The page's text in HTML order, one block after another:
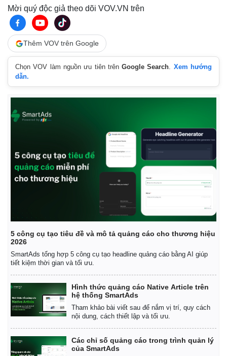
Kinh tế
Bất động sản
Khởi nghiệp
Thị trường
Tiêu dùng
Tỷ giá
Chứng khoán
Giá cà phê
Mời quý độc giả theo dõi VOV.VN trên
Thêm VOV trên Google
Chọn VOV làm nguồn ưu tiên trênGoogle Search. Xem hướng
dẫn.
5 công cụ tạo tiêu đề và mô tả quảng cáo cho thương hiệu
2026
SmartAds tổng hợp 5 công cụ tạo headline quảng cáo bằng AI giúp
tiết kiệm thời gian và tối ưu.
Hình thức quảng cáo Native Article trên
hệ thống SmartAds
Tham khảo bài viết sau để nắm vị trí, quy cách
nội dung, cách thiết lập và tối ưu.
Các chỉ số quảng cáo trong trình quản lý
của SmartAds